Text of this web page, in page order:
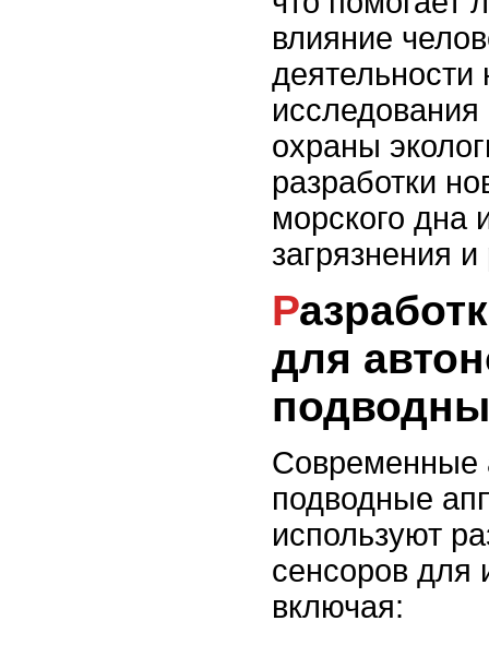
влияние
деятельности
охраны
разработки
морского дна
загрязнения
Разработка сенсоров
для
Современные
подводные
используют
сенсоров для
включая: